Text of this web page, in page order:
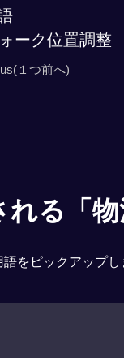
ーク位置調整
１つ前へ)
る「物
をピックアップし